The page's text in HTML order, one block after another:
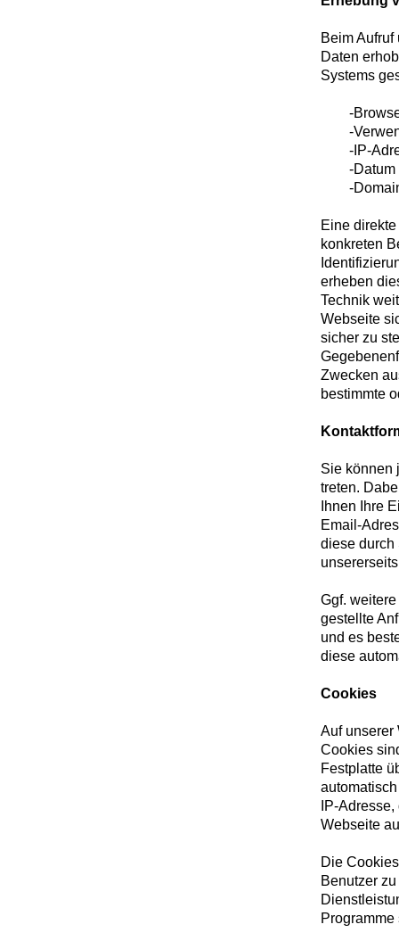
Beim
Daten
Systems
-
-
-IP-
-Datum
-
Eine
konkreten
erheben
Technik
Webseite
sicher zu
Zwecken
bestimmte
Sie können
treten.
Ihnen Ihre
Email-
diese durch
Ggf.
gestellte
und es
diese
Cookies
Auf unserer
Cookies
Festplatte
IP-
Webseite
Die
Benutzer